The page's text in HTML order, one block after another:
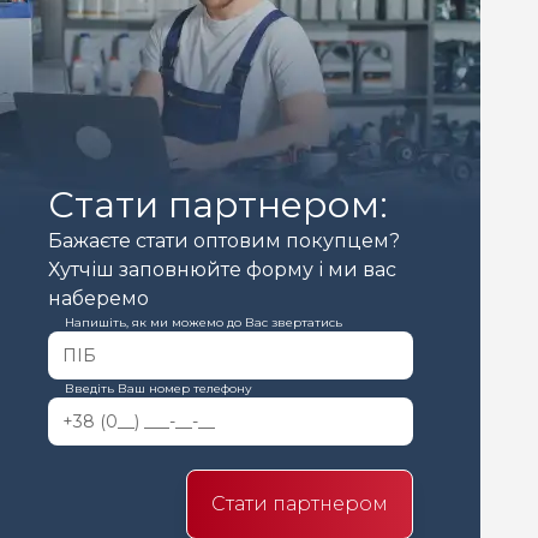
Стати партнером:
Бажаєте стати оптовим покупцем?
Хутчіш заповнюйте форму і ми вас
наберемо
Напишіть, як ми можемо до Вас звертатись
Введіть Ваш номер телефону
Стати партнером